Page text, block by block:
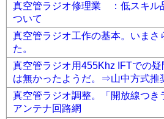
真空管ラジオ修理業 ：低スキル
ついて
真空管ラジオ工作の基本。いまさ
た。
真空管ラジオ用455Khz IFTで
は無かったようだ。⇒山中方式推
真空管ラジオ調整。「開放線つき
アンテナ回路網